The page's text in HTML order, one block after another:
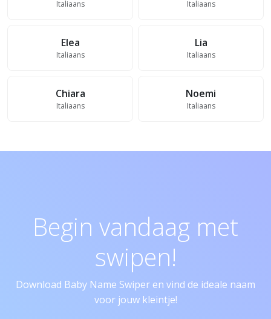
Italiaans Italiaans
Elea
Italiaans
Lia
Italiaans
Chiara
Italiaans
Noemi
Italiaans
Begin vandaag met
swipen!
Download Baby Name Swiper en vind de ideale naam
voor jouw kleintje!